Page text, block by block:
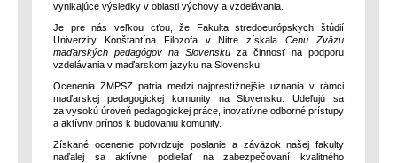
vynikajúce výsledky v oblasti výchovy a vzdelávania.
Je pre nás veľkou cťou, že Fakulta stredoeurópskych štúdií
Univerzity Konštantína Filozofa v Nitre získalaCenu Zväzu
maďarských pedagógov na Slovensku za činnosť na podporu
vzdelávania v maďarskom jazyku na Slovensku.
Ocenenia ZMPSZ patria medzi najprestížnejšie uznania v rámci
maďarskej pedagogickej komunity na Slovensku. Udeľujú sa
za vysokú úroveň pedagogickej práce, inovatívne odborné prístupy
a aktívny prínos k budovaniu komunity.
Získané ocenenie potvrdzuje poslanie a záväzok našej fakulty
naďalej sa aktívne podieľať na zabezpečovaní kvalitného